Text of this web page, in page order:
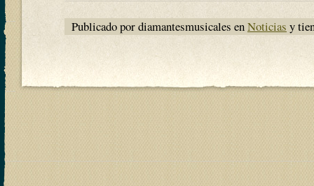
Publicado por diamantesmusicales enNoticias y